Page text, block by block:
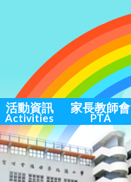
活動資訊
Activities
家長教師會
PTA